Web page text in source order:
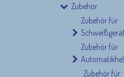
Zubehör
Zubehör für
Zubehör für
Zubehör für